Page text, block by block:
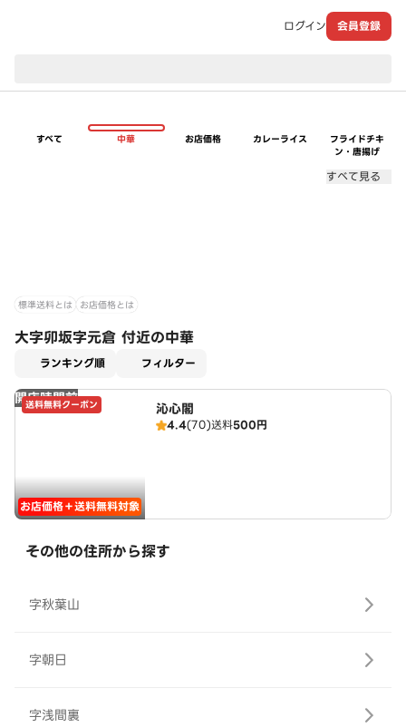
ログイン 会員登録
すべて 中華 お店価格 カレーライス
フライドチキ
ン・唐揚げ
すべて見る
標準送料とは お店価格とは
大字卯坂字元倉 付近の中華
ランキング順 フィルター
開店時間前
送料無料クーポン
お店価格＋送料無料対象
沁心閣
4.4(70)送料500円
その他の住所から探す
字秋葉山
字朝日
字浅間裏